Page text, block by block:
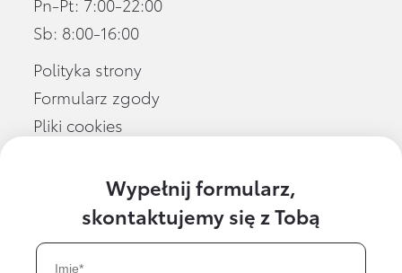
Sb: 8:00-16:00
Polityka strony
Formularz zgody
Pliki cookies
Wypełnij formularz,
skontaktujemy się z Tobą